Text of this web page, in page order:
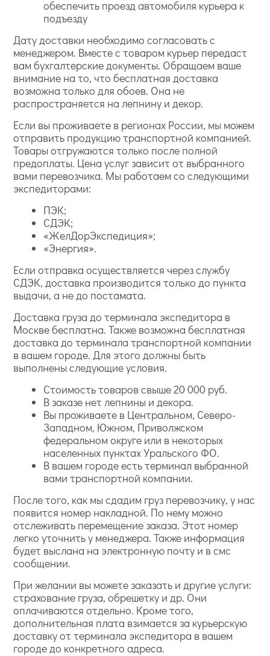
обеспечить проезд автомобиля курьера к
подъезду
Дату доставки необходимо согласовать с
менеджером. Вместе с товаром курьер передаст
вам бухгалтерские документы. Обращаем ваше
внимание на то, что бесплатная доставка
возможна только для обоев. Она не
распространяется на лепнину и декор.
Если вы проживаете в регионах России, мы можем
отправить продукцию транспортной компанией.
Товары отгружаются только после полной
предоплаты. Цена услуг зависит от выбранного
вами перевозчика. Мы работаем со следующими
экспедиторами:
ПЭК;
СДЭК;
«ЖелДорЭкспедиция»;
«Энергия».
Если отправка осуществляется через службу
СДЭК, доставка производится только до пункта
выдачи, а не до постамата.
Доставка груза до терминала экспедитора в
Москве бесплатна. Также возможна бесплатная
доставка до терминала транспортной компании
в вашем городе. Для этого должны быть
выполнены следующие условия.
Стоимость товаров свыше 20 000 руб.
В заказе нет лепнины и декора.
Вы проживаете в Центральном, Северо-
Западном, Южном, Приволжском
федеральном округе или в некоторых
населенных пунктах Уральского ФО.
В вашем городе есть терминал выбранной
вами транспортной компании.
После того, как мы сдадим груз перевозчику, у нас
появится номер накладной. По нему можно
отслеживать перемещение заказа. Этот номер
легко уточнить у менеджера. Также информация
будет выслана на электронную почту и в смс
сообщении.
При желании вы можете заказать и другие услуги:
страхование груза, обрешетку и др. Они
оплачиваются отдельно. Кроме того,
дополнительная плата взимается за курьерскую
доставку от терминала экспедитора в вашем
городе до конкретного адреса.